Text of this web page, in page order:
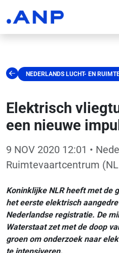
NEDERLANDS LUCHT- EN
Elektrisch
een nieuwe
9 NOV 2020 12:01 •
Ruimtevaartcentrum
Koninklijke NLR heeft met de
het eerste elektrisch
Nederlandse registratie. De
Waterstaat zet met de doop
groen om onderzoek naar